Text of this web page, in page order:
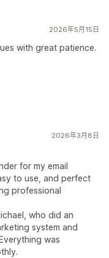
2026年5月15日
with great patience.
2026年3月8日
for my email
to use, and perfect
professional
who did an
system and
was